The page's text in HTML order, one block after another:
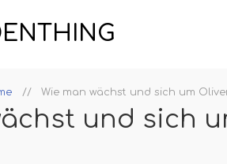
Wie man wächst und sich um
und sich